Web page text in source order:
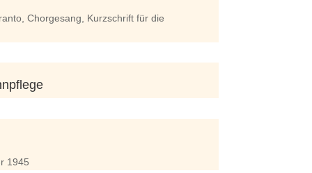
Chorgesang, Kurzschrift für die
1945